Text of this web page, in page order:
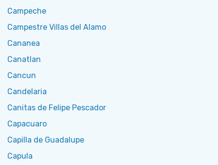
Campeche
Campestre Villas del Alamo
Cananea
Canatlan
Cancun
Candelaria
Canitas de Felipe Pescador
Capacuaro
Capilla de Guadalupe
Capula